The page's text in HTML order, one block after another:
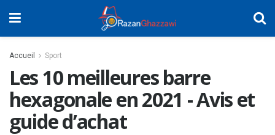
Accueil Sport
Les 10 meilleures barre
hexagonale en 2021 - Avis et
guide d’achat